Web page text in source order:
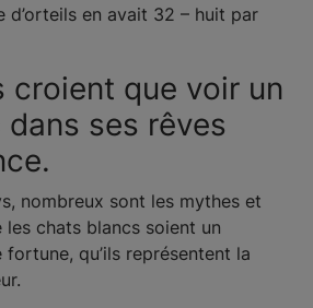
d’orteils en avait 32 – huit par
croient que voir un
ses rêves
nombreux sont les mythes et
chats blancs soient un
qu’ils représentent la